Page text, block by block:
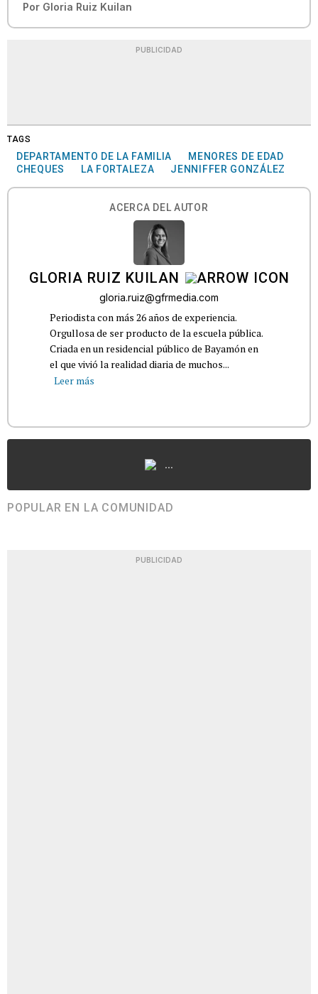
Por Gloria Ruiz Kuilan
PUBLICIDAD
TAGS
DEPARTAMENTO DE LA FAMILIA
MENORES DE EDAD
CHEQUES
LA FORTALEZA JENNIFFER GONZÁLEZ
ACERCA DEL AUTOR
GLORIA RUIZ KUILAN
gloria.ruiz@gfrmedia.com
Periodista con más 26 años de experiencia.
Orgullosa de ser producto de la escuela pública.
Criada en un residencial público de Bayamón en
el que vivió la realidad diaria de muchos...
Leer más
...
POPULAR EN LA COMUNIDAD
PUBLICIDAD